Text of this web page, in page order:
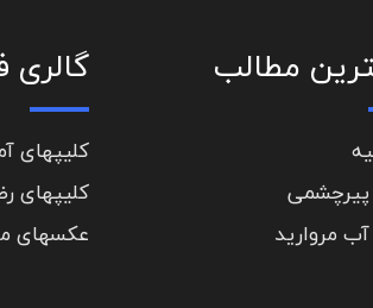
مطالب
پیرچشمی
مروارید
کلیپهای
کلیپهای
عکسهای